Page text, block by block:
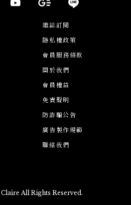
All Rights Reserved.
雜誌訂閱
隱私權政策
會員服務條款
關於我們
會員權益
免責聲明
防詐騙公告
廣告製作規範
聯絡我們